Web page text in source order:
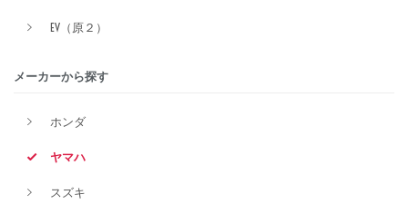
EV（原２）
メーカーから探す
ホンダ
ヤマハ
スズキ